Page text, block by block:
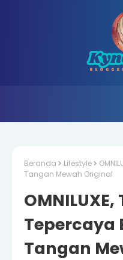
Beranda Lifestyle
Tangan Mewah Original
Tepercaya
Tangan